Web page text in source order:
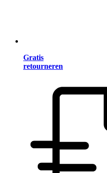
Gratis
retourneren